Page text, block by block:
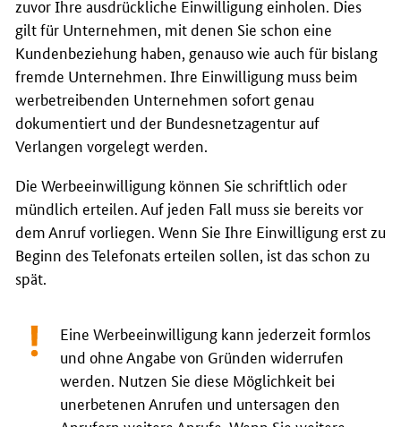
zuvor Ihre ausdrückliche Einwilligung einholen. Dies
gilt für Unternehmen, mit denen Sie schon eine
Kundenbeziehung haben, genauso wie auch für bislang
fremde Unternehmen. Ihre Einwilligung muss beim
werbetreibenden Unternehmen sofort genau
dokumentiert und der Bundesnetzagentur auf
Verlangen vorgelegt werden.
Die Werbeeinwilligung können Sie schriftlich oder
mündlich erteilen. Auf jeden Fall muss sie bereits vor
dem Anruf vorliegen. Wenn Sie Ihre Einwilligung erst zu
Beginn des Telefonats erteilen sollen, ist das schon zu
spät.
Eine Werbeeinwilligung kann jederzeit formlos
und ohne Angabe von Gründen widerrufen
werden. Nutzen Sie diese Möglichkeit bei
unerbetenen Anrufen und untersagen den